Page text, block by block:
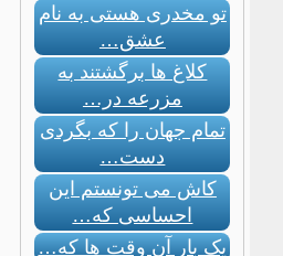
تو مخدری هستی به نام
عشق…
کلاغ ها برگشتند به
مزرعه در…
تمام جهان را که بگردی
دست…
کاش می تونستم این
احساسی که…
یک بار آن وقت ها که…